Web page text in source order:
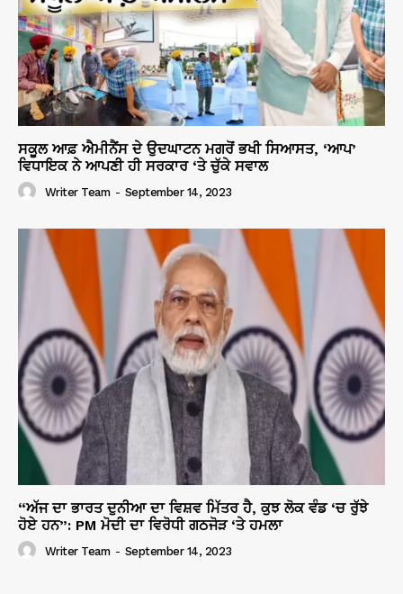
ਸਕੂਲ ਆਫ਼ ਐਮੀਨੈਂਸ ਦੇ ਉਦਘਾਟਨ ਮਗਰੋਂ ਭਖੀ ਸਿਆਸਤ, ‘ਆਪ’
ਵਿਧਾਇਕ ਨੇ ਆਪਣੀ ਹੀ ਸਰਕਾਰ ‘ਤੇ ਚੁੱਕੇ ਸਵਾਲ
Writer Team - September 14, 2023
“ਅੱਜ ਦਾ ਭਾਰਤ ਦੁਨੀਆ ਦਾ ਵਿਸ਼ਵ ਮਿੱਤਰ ਹੈ, ਕੁਝ ਲੋਕ ਵੰਡ ‘ਚ ਰੁੱਝੇ
ਹੋਏ ਹਨ”: PM ਮੋਦੀ ਦਾ ਵਿਰੋਧੀ ਗਠਜੋੜ ‘ਤੇ ਹਮਲਾ
Writer Team - September 14, 2023